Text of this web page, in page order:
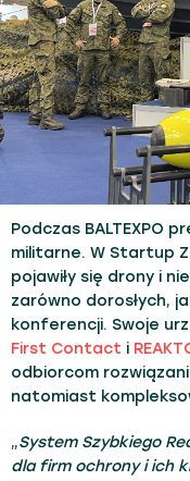
Podczas BALTEXPO
militarne. W Startup
pojawiły się drony i
zarówno dorosłych,
konferencji. Swoje
First Contact i
odbiorcom
natomiast
„System Szybkiego
dla firm ochrony i ich